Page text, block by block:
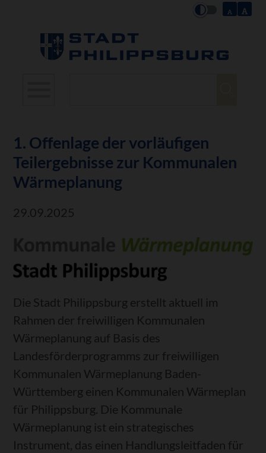
1. Offenlage der vorläufigen
Teilergebnisse zur Kommunalen
Wärmeplanung
29.09.2025
Die Stadt Philippsburg erstellt aktuell im
Rahmen der freiwilligen Kommunalen
Wärmeplanung auf Basis des
Landesförderprogramms zur freiwilligen
Kommunalen Wärmeplanung Baden-
Württemberg einen Kommunalen Wärmeplan
für Philippsburg. Die Kommunale
Wärmeplanung ist ein strategisches
Instrument, das einen Handlungsleitfaden für